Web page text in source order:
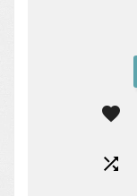

